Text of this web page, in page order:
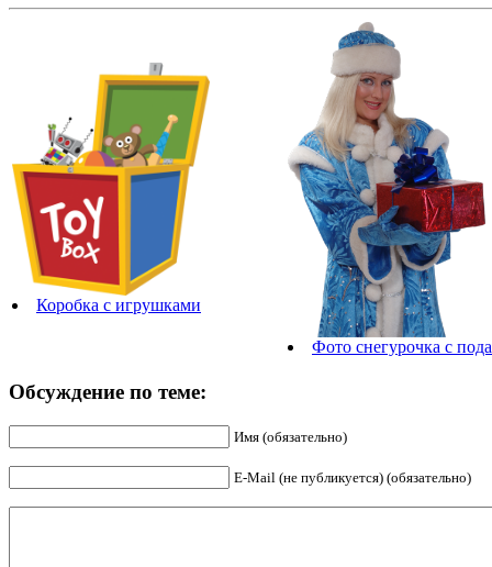
Коробка с игрушками
Фото снегурочка с
Обсуждение по теме:
Имя (обязательно)
E-Mail (не публикуется) (обязательно)